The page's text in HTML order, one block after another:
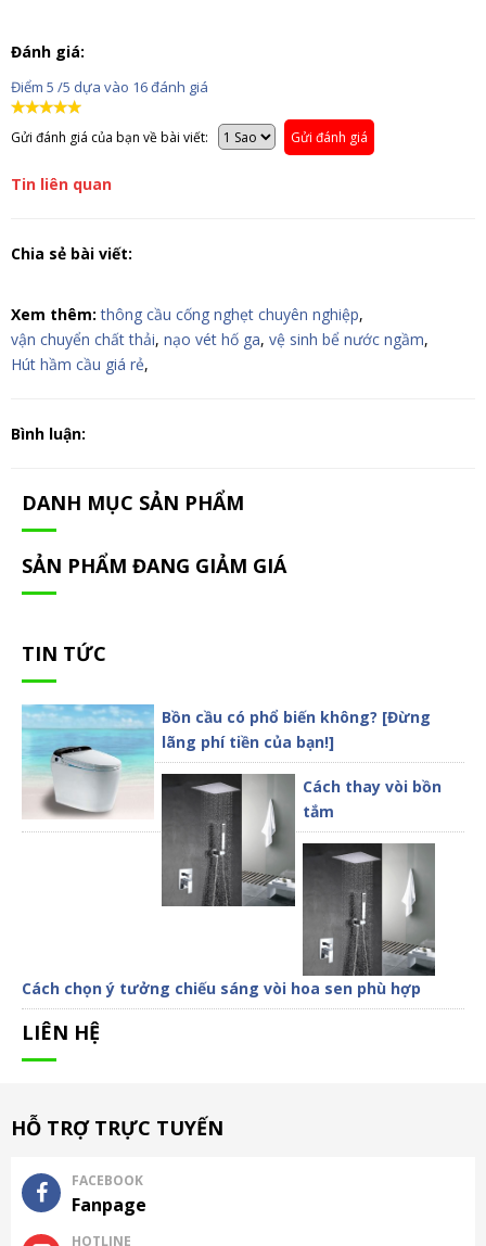
Đánh giá:
Điểm 5 /5 dựa vào 16đánh giá
Gửi đánh giá của bạn về bài viết: Gửi đánh giá
Tin liên quan
Chia sẻ bài viết:
Xem thêm: thông cầu cống nghẹt chuyên nghiệp,
vận chuyển chất thải, nạo vét hố ga, vệ sinh bể nước ngầm,
Hút hầm cầu giá rẻ,
Bình luận:
DANH MỤC SẢN PHẨM
SẢN PHẨM ĐANG GIẢM GIÁ
TIN TỨC
Bồn cầu có phổ biến không? [Đừng
lãng phí tiền của bạn!]
Cách thay vòi bồn
tắm
Cách chọn ý tưởng chiếu sáng vòi hoa sen phù hợp
LIÊN HỆ
HỖ TRỢ TRỰC TUYẾN
FACEBOOK
Fanpage
HOTLINE